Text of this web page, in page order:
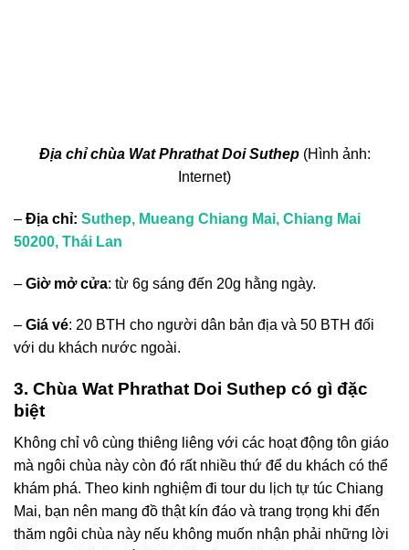
Địa chỉ chùa Wat Phrathat Doi Suthep (Hình ảnh:
Internet)
– Địa chỉ: Suthep, Mueang Chiang Mai, Chiang Mai
50200, Thái Lan
– Giờ mở cửa: từ 6g sáng đến 20g hằng ngày.
– Giá vé: 20 BTH cho người dân bản địa và 50 BTH đối
với du khách nước ngoài.
3. Chùa Wat Phrathat Doi Suthep có gì đặc
biệt
Không chỉ vô cùng thiêng liêng với các hoạt động tôn giáo
mà ngôi chùa này còn đó rất nhiều thứ để du khách có thể
khám phá. Theo kinh nghiệm đi tour du lịch tự túc Chiang
Mai, bạn nên mang đồ thật kín đáo và trang trọng khi đến
thăm ngôi chùa này nếu không muốn nhận phải những lời